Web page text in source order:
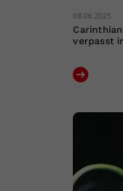
08.06.2025
verpasst